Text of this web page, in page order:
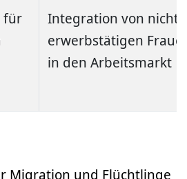
für
Integration von nicht
erwerbstätigen
in den Arbeitsmarkt
Migration und Flüchtlinge